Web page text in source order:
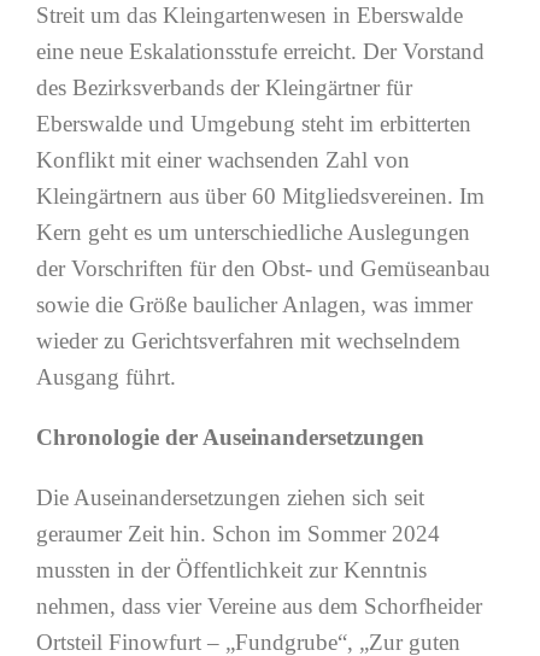
Streit um das Kleingartenwesen in Eberswalde
eine neue Eskalationsstufe erreicht. Der Vorstand
des Bezirksverbands der Kleingärtner für
Eberswalde und Umgebung steht im erbitterten
Konflikt mit einer wachsenden Zahl von
Kleingärtnern aus über 60 Mitgliedsvereinen. Im
Kern geht es um unterschiedliche Auslegungen
der Vorschriften für den Obst- und Gemüseanbau
sowie die Größe baulicher Anlagen, was immer
wieder zu Gerichtsverfahren mit wechselndem
Ausgang führt.
Chronologie der Auseinandersetzungen
Die Auseinandersetzungen ziehen sich seit
geraumer Zeit hin. Schon im Sommer 2024
mussten in der Öffentlichkeit zur Kenntnis
nehmen, dass vier Vereine aus dem Schorfheider
Ortsteil Finowfurt – „Fundgrube“, „Zur guten